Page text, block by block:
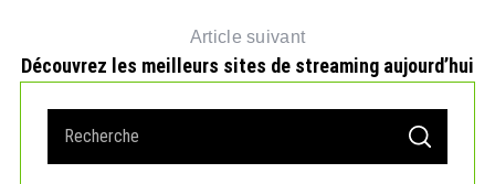
Article suivant
Découvrez les meilleurs sites de streaming aujourd’hui
a
S
A